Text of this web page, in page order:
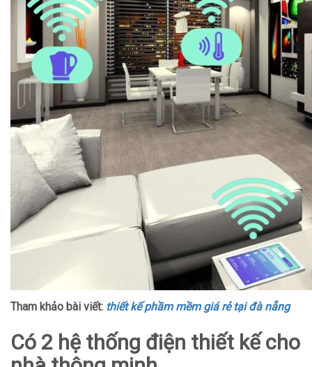
Tham khảo bài viết: thiết kế phầm mềm giá rẻ tại đà nẵng
Có 2 hệ thống điện thiết kế cho